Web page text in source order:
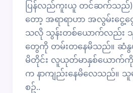
ပြန်လည်ကူးယူ တင်ဆက်သည်)
တော့ အရာရာဟာ အလွမ်းငွေ့
သလို သွန်းတစ်ယောက်လည်း
တွေကို တမ်းတ​နေမိသည်။ ဆံ
မိတိုင်း လူယုတ်မာနှစ်ယော
က နာကျည်းနေမိလေသည်။
စဥ်..